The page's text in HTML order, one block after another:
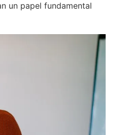
un papel fundamental